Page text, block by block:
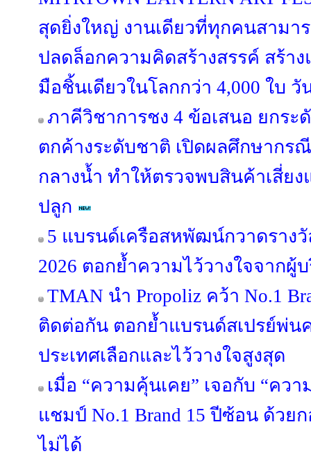
สุดยิ่งใหญ่ งานเดียวที่ทุกคนสามา
ปลดล็อกความคิดสร้างสรรค์ สร้า
มือชิ้นเดียวในโลกกว่า 4,000 ใบ
ภาคีวิชาการชง 4 ข้อเสนอ ยกระ
ตกค้างระดับชาติ เปิดผลศึกษากร
กลางน้ำ ทำให้ตรวจพบสินค้าเสี่ย
ปลูก
5 แบรนด์เครือสหพัฒน์กวาดรางวั
2026 ตอกย้ำความไว้วางใจจากผู้
TMAN นำ Propoliz คว้า No.1
ติดต่อกัน ตอกย้ำแบรนด์สเปรย์พ่
ประเทศเลือกและไว้วางใจสูงสุด
เมื่อ “ความคุ้นเคย” เจอกับ “คว
แชมป์ No.1 Brand 15 ปีซ้อน ด้วย
ไม่ได้